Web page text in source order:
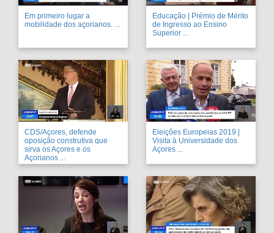
Em primeiro lugar a
mobilidade dos açorianos. ...
Educação | Prémio de Mérito
de Ingresso ao Ensino
Superior ...
CDS/Açores, defende
oposição construtiva que
sirva os Açores e os
Açorianos ...
Eleições Europeias 2019 |
Visita à Universidade dos
Açores ...